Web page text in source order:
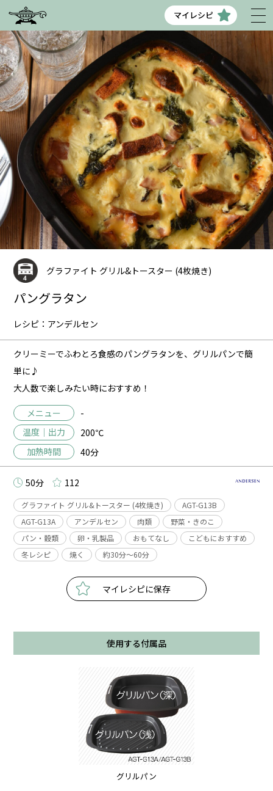
マイレシピ
グラファイト グリル&トースター (4枚焼き)
パングラタン
レシピ：アンデルセン
クリーミーでふわとろ食感のパングラタンを、グリルパンで簡
単に♪
大人数で楽しみたい時におすすめ！
メニュー
-
温度｜出力
200℃
加熱時間
40分
50分 112
グラファイト グリル&トースター (4枚焼き)
AGT-G13B
AGT-G13A
アンデルセン 肉類
野菜・きのこ
パン・穀類
卵・乳製品 おもてなし
こどもにおすすめ
冬レシピ
焼く 約30分〜60分
マイレシピに保存
使用する付属品
グリルパン